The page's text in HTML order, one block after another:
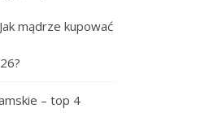
mądrze kupować
– top 4